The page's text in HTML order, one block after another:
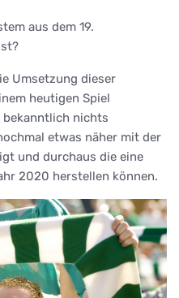
aus dem 19.
Umsetzung dieser
heutigen Spiel
bekanntlich nichts
etwas näher mit der
und durchaus die eine
2020 herstellen können.